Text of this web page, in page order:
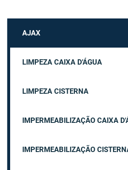
AJAX
LIMPEZA CAIXA D'ÁGUA
LIMPEZA CISTERNA
IMPERMEABILIZAÇÃO CAIXA
IMPERMEABILIZAÇÃO